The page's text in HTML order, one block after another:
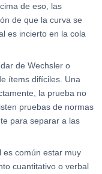
de eso, las
de que la curva se
es incierto en la cola
de Wechsler o
ítems difíciles. Una
la prueba no
pruebas de normas
para separar a las
es común estar muy
cuantitativo o verbal